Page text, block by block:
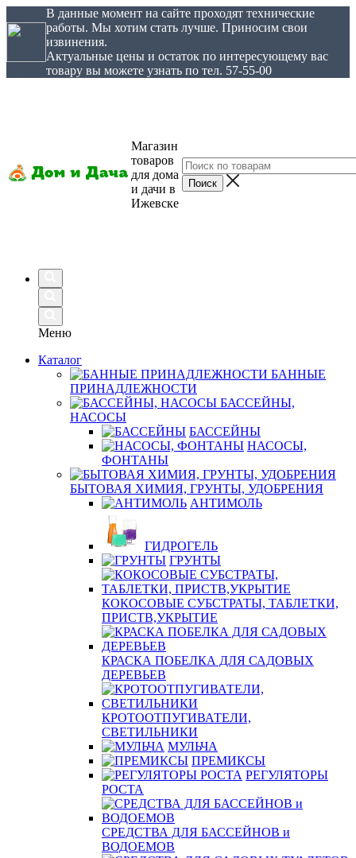
В данные момент на сайте проходят технические
работы. Мы хотим стать лучше. Приносим свои
извинения.
Актуальные цены и остаток по интересующему вас
товару вы можете узнать по тел. 57-55-00
Магазин
товаров
для дома
и дачи в
Ижевске
Меню
Каталог
БАННЫЕ
ПРИНАДЛЕЖНОСТИ
БАССЕЙНЫ,
НАСОСЫ
БАССЕЙНЫ
НАСОСЫ,
ФОНТАНЫ
БЫТОВАЯ ХИМИЯ, ГРУНТЫ, УДОБРЕНИЯ
АНТИМОЛЬ
ГИДРОГЕЛЬ
ГРУНТЫ
КОКОСОВЫЕ СУБСТРАТЫ, ТАБЛЕТКИ,
ПРИСТВ,УКРЫТИЕ
КРАСКА ПОБЕЛКА ДЛЯ САДОВЫХ
ДЕРЕВЬЕВ
КРОТООТПУГИВАТЕЛИ,
СВЕТИЛЬНИКИ
МУЛЬЧА
ПРЕМИКСЫ
РЕГУЛЯТОРЫ
РОСТА
СРЕДСТВА ДЛЯ БАССЕЙНОВ и
ВОДОЕМОВ